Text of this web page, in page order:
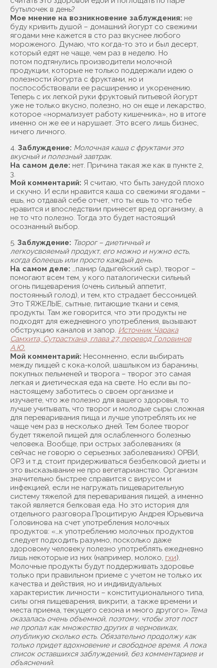
бутылочек в день?
Мое мнение на возникновение заблуждения: не
буду кривить душой – домашний йогурт со свежими
ягодами мне кажется в сто раз вкуснее любого
мороженого. Думаю, что когда-то это и был десерт,
который едят не чаще, чем раз в неделю. Но
потом подтянулись производители молочной
продукции, которые не только поддержали идею о
полезности йогурта с фруктами, но и
поспособствовали ее расширению и укоренению.
Теперь с их легкой руки фруктовый питьевой йогурт
уже не только вкусно, полезно, но он еще и лекарство,
которое «нормализует работу кишечника», но в итоге
именно он же ее и нарушает. Это всего лишь бизнес,
ничего личного.
4. Заблуждение: Молочная каша с фруктами это
вкусный и полезный завтрак.
На самом деле: нет. Причина такая же как в пункте 2,
3.
Мой комментарий: Я считаю, что быть занудой плохо
и скучно. И если нравится каша со свежими ягодами –
ешь, но отдавай себе отчет, что ты ешь то что тебе
нравится и впоследствии принесет вред организму, а
не то что полезно. Тогда это будет настоящий
осознанный выбор.
5. Заблуждение: Творог – диетичный и
легкоусвояемый продукт, его можно и нужно есть,
когда болеешь или просто каждый день.
На самом деле: …панир (адыгейский сыр), творог –
помогают всем тем, у кого паталогически сильный
огонь пищеварения (очень сильный аппетит,
постоянный голод), и тем, кто страдает бессоницей.
Это ТЯЖЕЛЫЕ, сытные, питающие ткани и семя,
продукты. Там же говорится, что эти продукты не
подходят для ежедневного употребления, вызывают
обструкцию каналов и запор. Источник Чарака
Самхита, Сутрастхана, глава 27, перевод Головинов
А.Ю.
Мой комментарий: Несомненно, если выбирать
между пиццей с кока-колой, шашлыком из баранины,
покупных пельменей и творога – творог это самая
легкая и диетическая еда на свете. Но если вы по-
настоящему заботитесь о своем организме и
изучаете, что же полезно для вашего здоровья, то
лучше учитывать, что творог и молодые сыры сложная
для переваривания пища и лучше употреблять их не
чаще чем раз в несколько дней. Тем более творог
будет тяжелой пищей для ослабленного болезнью
человека. Вообще, при острых заболеваниях (я
сейчас не говорю о серьезных заболеваниях) ОРВИ,
ОРЗ и т.д. стоит придерживаться безбелковой диеты и
это высказывание не про вегетарианство. Организм
значительно быстрее справится с вирусом и
инфекцией, если не нагружать пищеварительную
систему тяжелой для переваривания пищей, а именно
такой является белковая еда. Но это история для
отдельного разговора.Процитирую Андрея Юрьевича
Головинова на счет употребления молочных
продуктов: «…к употреблению молочных продуктов
следует подходить разумно, посколько даже
здоровому человеку полезно употреблять ежедневно
лишь некоторые из них (например, молоко, гхи).
Молочные продукты будут поддерживать здоровье
только при правильном приеме с учетом не только их
качества и действия, но и индивидуальных
характеристик личности – конституционального типа,
силы огня пищеварения, викрити, а также времени и
места приема, текущего сезона и много другого». Тема
оказалась очень объемной, поэтому, чтобы этот пост
не пропал как множество других в черновиках,
опубликую сколько есть. Обязательно продолжу как
только придет вдохновение и свободное время. А пока
список оставшихся заблуждений, без комментариев и
объяснений.